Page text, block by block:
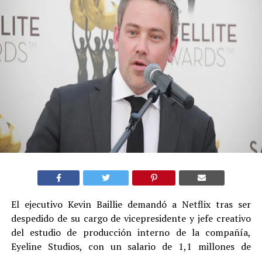
El ejecutivo Kevin Baillie demandó a Netflix tras ser
despedido de su cargo de vicepresidente y jefe creativo
del estudio de producción interno de la compañía,
Eyeline Studios, con un salario de 1,1 millones de